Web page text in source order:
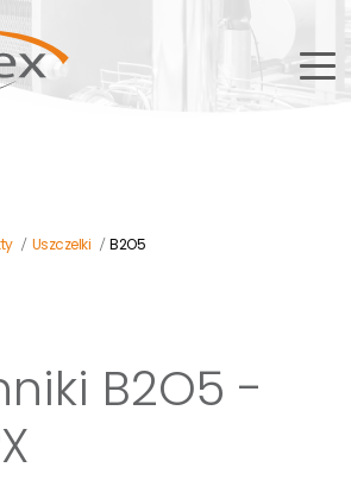
/ Uszczelki / B2O5
B2O5 -